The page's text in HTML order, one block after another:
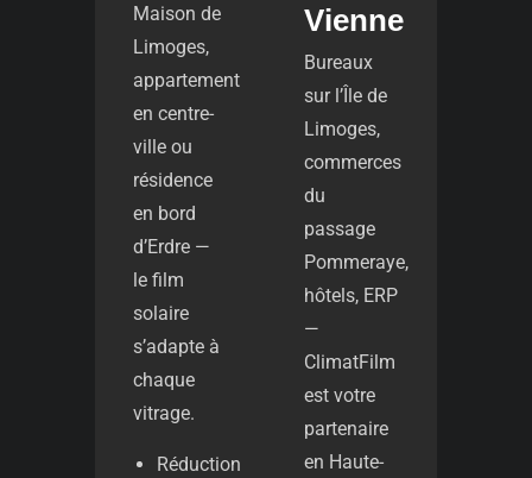
Maison de
Limoges,
appartement
en centre-
ville ou
résidence
en bord
d’Erdre —
le film
solaire
s’adapte à
chaque
vitrage.
Réduction
Vienne
Bureaux
sur l’Île de
Limoges,
commerces
du
passage
Pommeraye,
hôtels, ERP
—
ClimatFilm
est votre
partenaire
en Haute-